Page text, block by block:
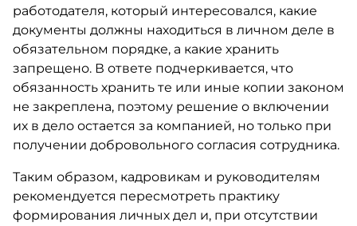
работодателя, который интересовался, какие
документы должны находиться в личном деле в
обязательном порядке, а какие хранить
запрещено. В ответе подчеркивается, что
обязанность хранить те или иные копии законом
не закреплена, поэтому решение о включении
их в дело остается за компанией, но только при
получении добровольного согласия сотрудника.
Таким образом, кадровикам и руководителям
рекомендуется пересмотреть практику
формирования личных дел и, при отсутствии